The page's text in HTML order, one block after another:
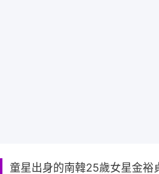
童星出身的南韓25歲女星金裕